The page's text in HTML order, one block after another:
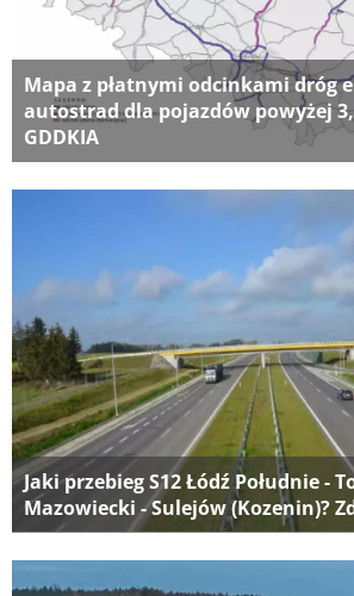
Mapa z płatnymi odcinkami dróg
autostrad dla pojazdów powyżej
GDDKIA
Jaki przebieg S12 Łódź Południe -
Mazowiecki - Sulejów (Kozenin)?